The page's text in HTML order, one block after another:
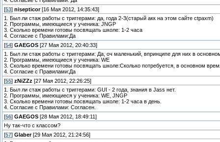
[53] nisepticor[16 Мая 2012, 14:35:43]
1. Был ли стаж работы с триггерами: да, года 2-3(старый акк на этом сайте ctpaxm)
2. Программы, имеющиеся у ученика: JNGP
3. Сколько времени готовы посвящать школе: 1-2 часа
4. Согласие с Правилами:Да
[54] GAEGOS [27 Мая 2012, 20:40:33]
1. Был ли стаж работы с триггерами: Да, оч маленький, впринципе для них в
2. Программы, имеющиеся у ученика: WE
3. Сколько времени готовы посвящать школе:Сколько потребуется, в основном
4. Согласие с Правилами:Да
[55] zNiZZz [27 Мая 2012, 22:26:25]
1. Был ли стаж работы с триггерами: GUI - 2 года, знания в Jass нет.
2. Программы, имеющиеся у ученика: WE, JNGP
3. Сколько времени готовы посвящать школе: 1-2 часа в день.
4. Согласие с Правилами: Согласен.
[56] GAEGOS [28 Мая 2012, 18:49:11]
Ну так-что с классом?
[57] Glaber[29 Мая 2012, 21:24:56]